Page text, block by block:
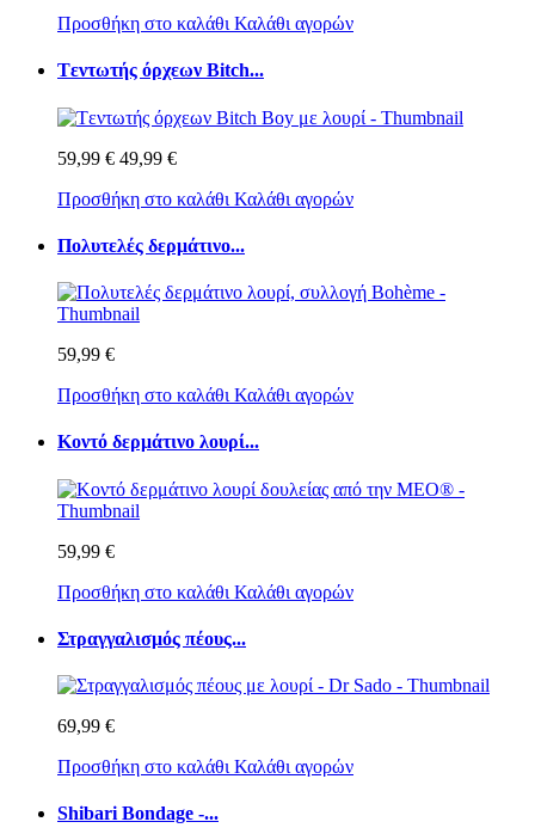
Προσθήκη στο καλάθι Καλάθι αγορών
Tεντωτής όρχεων Bitch...
59,99 € 49,99 €
Προσθήκη στο καλάθι Καλάθι αγορών
Πολυτελές δερμάτινο...
59,99 €
Προσθήκη στο καλάθι Καλάθι αγορών
Κοντό δερμάτινο λουρί...
59,99 €
Προσθήκη στο καλάθι Καλάθι αγορών
Στραγγαλισμός πέους...
69,99 €
Προσθήκη στο καλάθι Καλάθι αγορών
Shibari Bondage -...